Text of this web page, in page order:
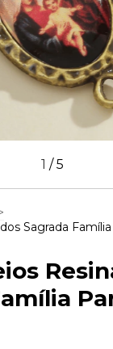
1 /5
Sagrada Família